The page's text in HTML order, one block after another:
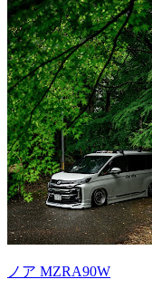
ノア MZRA90W